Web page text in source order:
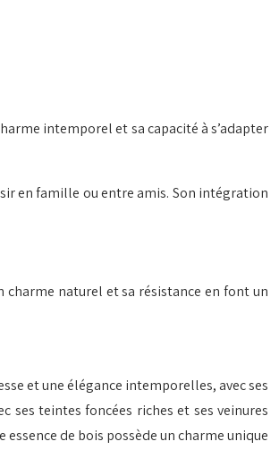
intemporel et sa capacité à s’adapter
en famille ou entre amis. Son intégration
naturel et sa résistance en font un
et une élégance intemporelles, avec ses
ses teintes foncées riches et ses veinures
de bois possède un charme unique